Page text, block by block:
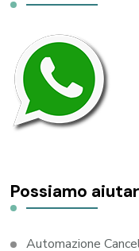
Possiamo
Automazione